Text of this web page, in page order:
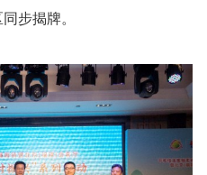
步揭牌。